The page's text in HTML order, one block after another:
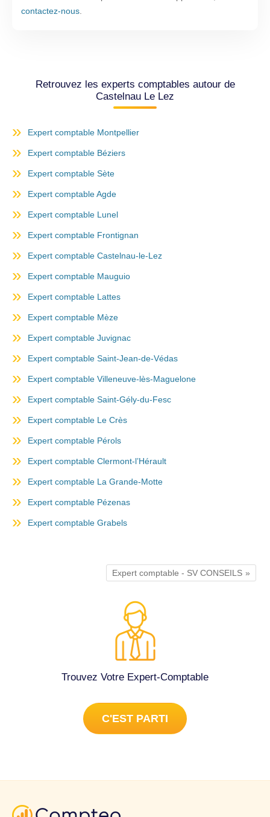
contactez-nous
Retrouvez les experts comptables autour de
Castelnau Le Lez
Expert comptable Montpellier
Expert comptable Béziers
Expert comptable Sète
Expert comptable Agde
Expert comptable Lunel
Expert comptable Frontignan
Expert comptable Castelnau-le-Lez
Expert comptable Mauguio
Expert comptable Lattes
Expert comptable Mèze
Expert comptable Juvignac
Expert comptable Saint-Jean-de-Védas
Expert comptable Villeneuve-lès-Maguelone
Expert comptable Saint-Gély-du-Fesc
Expert comptable Le Crès
Expert comptable Pérols
Expert comptable Clermont-l’Hérault
Expert comptable La Grande-Motte
Expert comptable Pézenas
Expert comptable Grabels
Expert comptable - SV CONSEILS
Trouvez Votre Expert-Comptable
C'EST PARTI